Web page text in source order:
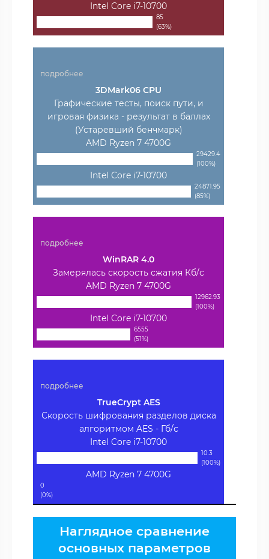
Intel Core i7-10700
85
(63%)
подробнее
3DMark06 CPU
Графические тесты, поиск пути, и
игровая физика - результат в баллах
(Устаревший бенчмарк)
AMD Ryzen 7 4700G
29429.4
(100%)
Intel Core i7-10700
24871.95
(85%)
подробнее
WinRAR 4.0
Замерялась скорость сжатия Кб/с
AMD Ryzen 7 4700G
12962.93
(100%)
Intel Core i7-10700
6555
(51%)
подробнее
TrueCrypt AES
Скорость шифрования разделов диска
алгоритмом AES - Гб/с
Intel Core i7-10700
10.3
(100%)
AMD Ryzen 7 4700G
0
(0%)
Наглядное сравнение
основных параметров